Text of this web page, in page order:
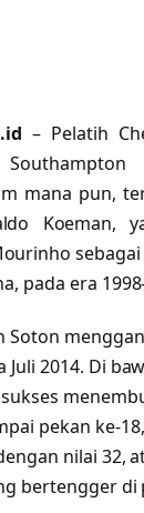
– Pelatih
mana pun,
Koeman,
pada era
Soton
Juli 2014. Di
pekan ke-
nilai 32,
bertengger di